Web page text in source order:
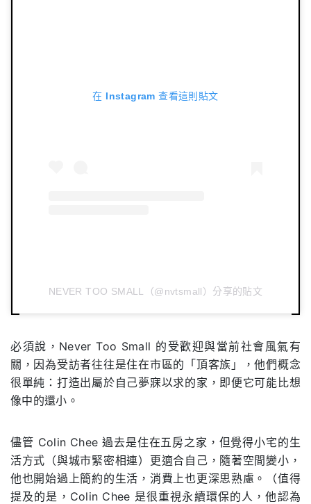
在 Instagram 查看這則貼文
NEVER TOO SMALL（@nvtsmall）分享的貼文
必須說，Never Too Small 的受歡迎與當前社會風氣有
關，因為受訪者往往是住在市區的「頂客族」，他們概念
很單純：打造出屬於自己夢寐以求的家，即便它可能比想
像中的還小。
儘管 Colin Chee 過去是住在五房之家，但覺得小宅的生
活方式（與城市緊密相連）更適合自己，隨著空間變小，
他也開始過上簡約的生活，消費上也更深思熟慮。（值得
提及的是，Colin Chee 是很重視永續環保的人，他認為